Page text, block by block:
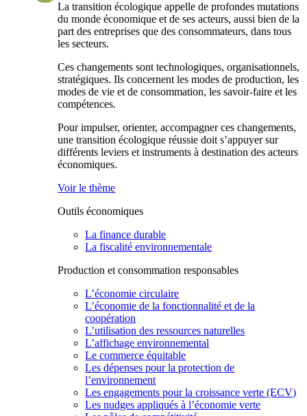
La transition écologique appelle de profondes mutations
du monde économique et de ses acteurs, aussi bien de la
part des entreprises que des consommateurs, dans tous
les secteurs.
Ces changements sont technologiques, organisationnels,
stratégiques. Ils concernent les modes de production, les
modes de vie et de consommation, les savoir-faire et les
compétences.
Pour impulser, orienter, accompagner ces changements,
une transition écologique réussie doit s’appuyer sur
différents leviers et instruments à destination des acteurs
économiques.
Voir le thème
Outils économiques
La finance durable
La fiscalité environnementale
Production et consommation responsables
L’économie circulaire
L’économie de la fonctionnalité et de la
coopération
L’utilisation des ressources naturelles
L’affichage environnemental
Le commerce équitable
Les dépenses pour la protection de
l’environnement
Les engagements pour la croissance verte (ECV)
Les nudges appliqués à l’économie verte